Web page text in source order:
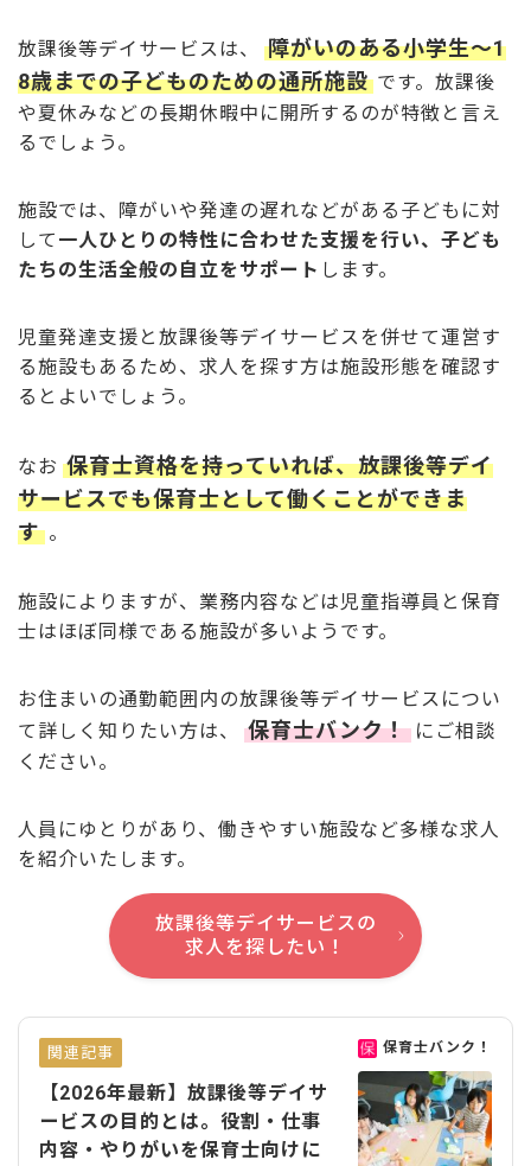
はもあわせてご覧ください。 児童発達
支援施設とは？対象の子どもと施設の種
類 役立つ資格を見ていく前に、児童発
達支援施設がどのような場所なのかを簡
支援施設には、一般的な施設としての
放課後等デイサービスは、
障がいのある小学生～1
8歳までの子どものための通所施設 です。放課後
や夏休みなどの長期休暇中に開所するのが特徴と言え
るでしょう。
施設では、障がいや発達の遅れなどがある子どもに対
して 一人ひとりの特性に合わせた支援を行い、子ども
たちの生活全般の自立をサポート します。
児童発達支援と放課後等デイサービスを併せて運営す
る施設もあるため、求人を探す方は施設形態を確認す
るとよいでしょう。
なお 保育士資格を持っていれば、放課後等デイ
サービスでも保育士として働くことができま
す 。
施設によりますが、業務内容などは児童指導員と保育
士はほぼ同様である施設が多いようです。
お住まいの通勤範囲内の放課後等デイサービスについ
て詳しく知りたい方は、
保育士バンク！ にご相談
ください。
人員にゆとりがあり、働きやすい施設など多様な求人
を紹介いたします。
放課後等デイサービスの
求人を探したい！
関連記事
【2026年最新】放課後等デイサ
ービスの目的とは。役割・仕事
内容・やりがいを保育士向けに
保育士バンク！